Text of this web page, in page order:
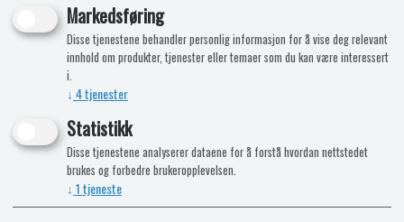
Markedsføring
Disse tjenestene behandler personlig informasjon for å vise deg relevant
innhold om produkter, tjenester eller temaer som du kan være interessert
i.
↓ 4tjenester
Statistikk
Disse tjenestene analyserer dataene for å forstå hvordan nettstedet
brukes og forbedre brukeropplevelsen.
↓ 1tjeneste